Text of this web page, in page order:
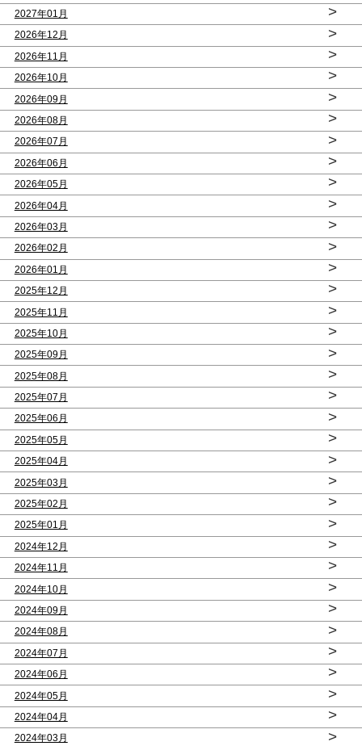
2027年01月 >
2026年12月 >
2026年11月 >
2026年10月 >
2026年09月 >
2026年08月 >
2026年07月 >
2026年06月 >
2026年05月 >
2026年04月 >
2026年03月 >
2026年02月 >
2026年01月 >
2025年12月 >
2025年11月 >
2025年10月 >
2025年09月 >
2025年08月 >
2025年07月 >
2025年06月 >
2025年05月 >
2025年04月 >
2025年03月 >
2025年02月 >
2025年01月 >
2024年12月 >
2024年11月 >
2024年10月 >
2024年09月 >
2024年08月 >
2024年07月 >
2024年06月 >
2024年05月 >
2024年04月 >
2024年03月 >